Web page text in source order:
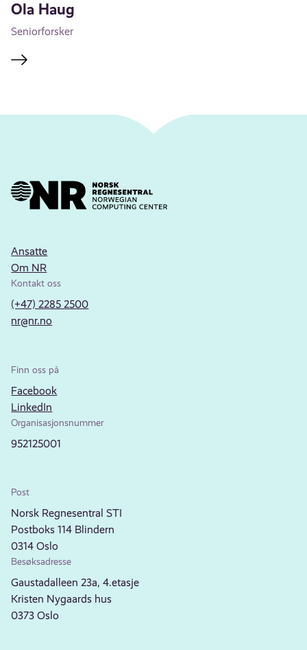
Ola Haug
Seniorforsker
Ansatte
Om NR
Kontakt oss
(+47) 2285 2500
nr@nr.no
Finn oss på
Facebook
LinkedIn
Organisasjonsnummer
952125001
Post
Norsk Regnesentral STI
Postboks 114 Blindern
0314 Oslo
Besøksadresse
Gaustadalleen 23a, 4.etasje
Kristen Nygaards hus
0373 Oslo